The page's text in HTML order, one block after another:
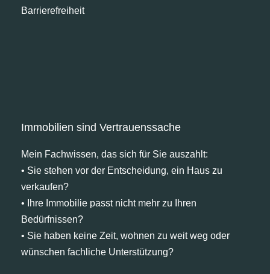
Barrierefreiheit
Immobilien sind Vertrauenssache
Mein Fachwissen, das sich für Sie auszahlt:
• Sie stehen vor der Entscheidung, ein Haus zu
verkaufen?
• Ihre Immobilie passt nicht mehr zu Ihren
Bedürfnissen?
• Sie haben keine Zeit, wohnen zu weit weg oder
wünschen fachliche Unterstützung?